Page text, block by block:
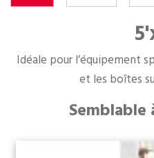
Idéale pour l’équipement
et les boîtes
Semblable